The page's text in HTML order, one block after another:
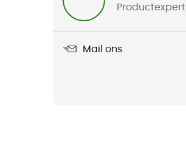
Productexpert
Mail ons